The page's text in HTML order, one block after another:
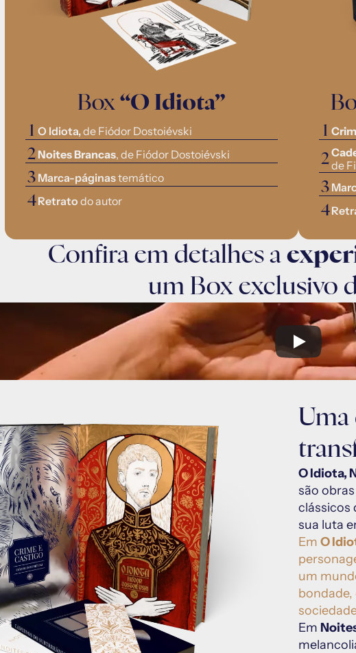
Box “O Idiota”
1 O Idiota, de Fiódor Dostoiévski
2Noites Brancas, de Fiódor Dostoiévski
3 Marca-páginas temático
4Retrato do autor
1
2de
3
4
Confira em detalhes a
um Box exclusivo
Uma
O Idiota,
são
clássicos
sua luta
Em O
um
Em